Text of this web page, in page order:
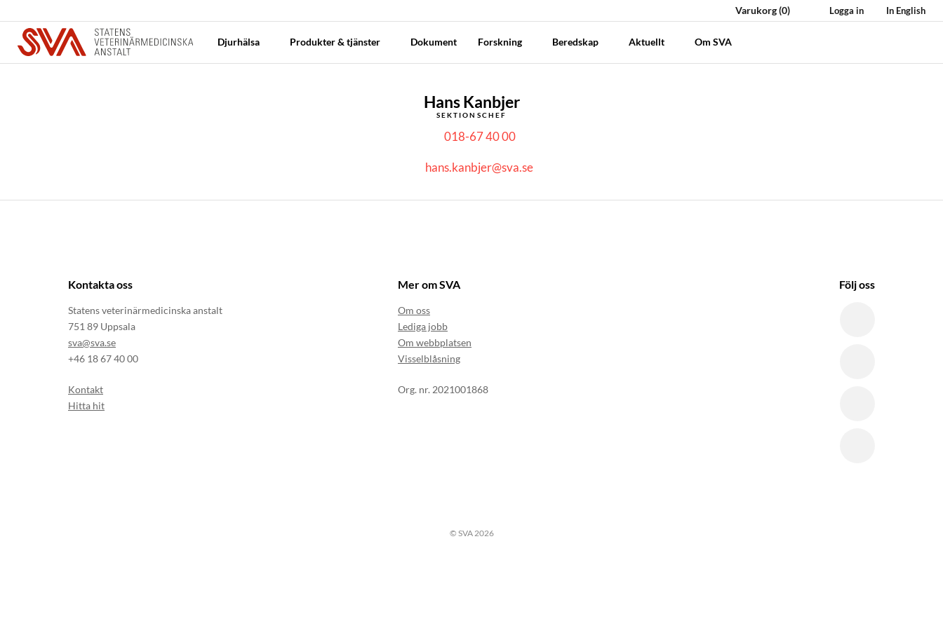
Varukorg(0) Logga in In English
Djurhälsa Produkter & tjänster Dokument Forskning Beredskap Aktuellt Om SVA
Hans Kanbjer
SEKTIONSCHEF
018-67 40 00
hans.kanbjer@sva.se
Kontakta oss
Statens veterinärmedicinska anstalt
751 89 Uppsala
sva@sva.se
+46 18 67 40 00
Kontakt
Hitta hit
Mer om SVA
Om oss
Lediga jobb
Om webbplatsen
Visselblåsning
Org. nr. 2021001868
Följ oss
© SVA 2026